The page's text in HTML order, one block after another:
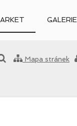
GALERIE
Mapa stránek